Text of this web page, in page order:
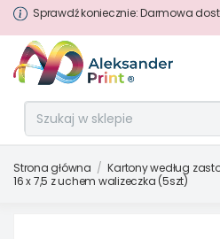
Sprawdź koniecznie: Darmowa
Strona główna Kartony według
16 x 7,5 z uchem walizeczka (5szt)